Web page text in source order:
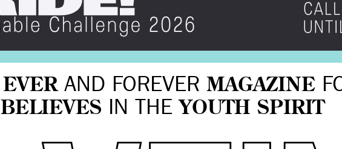
EVERAND FOREVER MAGAZINE
BELIEVES IN THE YOUTH SPIRIT